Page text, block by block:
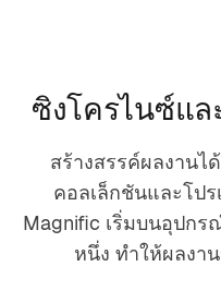
ซิงโครไนซ์แล
สร้างสรรค์ผลงานไ
คอลเล็กชันและโป
Magnific เริ่มบนอุปก
หนึ่ง ทำให้ผลงา